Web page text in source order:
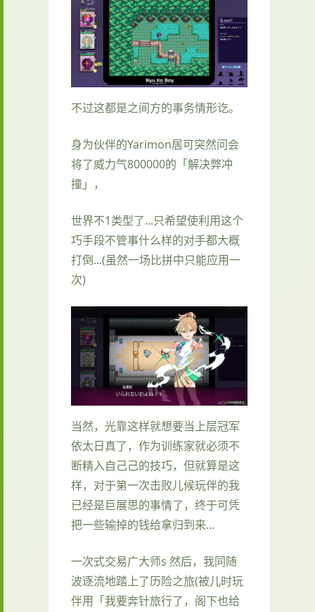
不过这都是之间方的事务情形讫。
身为伙伴的Yarimon居可突然问会
将了威力气800000的「解决弊冲
撞」，
世界不1类型了...只希望使利用这个
巧手段不管事什么样的对手都大概
打倒...(虽然一场比拼中只能应用一
次)
当然，光靠这样就想要当上层冠军
依太日真了，作为训练家就必须不
断精入自己己的技巧，但就算是这
样，对于第一次击败儿候玩伴的我
已经是巨展思的事情了，终于可凭
把一些输掉的钱给拿归到来...
一次式交易广大师s 然后，我同随
波逐流地踏上了历险之旅(被儿时玩
伴用「我要奔针旅行了，阁下也给